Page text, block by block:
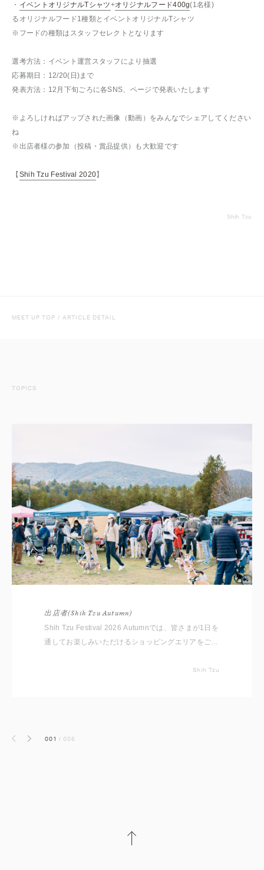
・ イベントオリジナルTシャツ+オリジナルフード400g(1名様)
るオリジナルフード1種類とイベントオリジナルTシャツ
※フードの種類はスタッフセレクトとなります
選考方法：イベント運営スタッフにより抽選
応募期日：12/20(日)まで
発表方法：12月下旬ごろに各SNS、ページで発表いたします
※よろしければアップされた画像（動画）をみんなでシェアしてください
ね
※出店者様の参加（投稿・賞品提供）も大歓迎です
【 Shih Tzu Festival 2020】
Shih Tzu
MEET UP TOP / ARTICLE DETAIL
TOPICS
出店者(Shih Tzu Autumn)
Shih Tzu Festival 2026 Autumnでは、皆さまが1日を
通してお楽しみいただけるショッピングエリアをご用
をご紹介いたしますので事前にチェックしてください
Shih Tzu
前へ 次へ 001 /006